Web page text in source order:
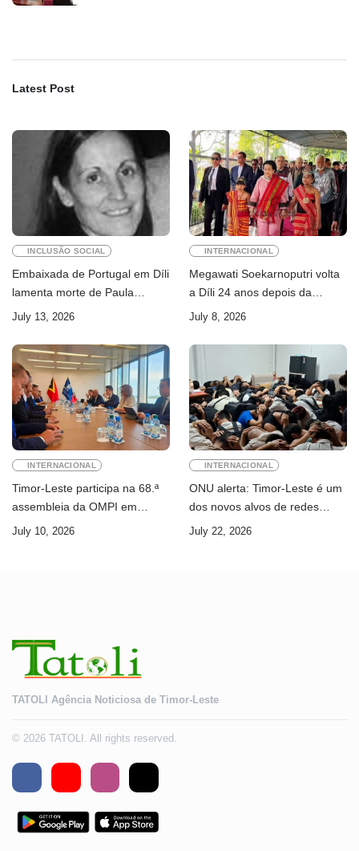
Latest Post
INCLUSÃO SOCIAL
Embaixada de Portugal em Díli
lamenta morte de Paula
Ferreira Pinto
July 13, 2026
INTERNACIONAL
Megawati Soekarnoputri volta
a Díli 24 anos depois da
primeira visita
July 8, 2026
INTERNACIONAL
Timor-Leste participa na 68.ª
assembleia da OMPI em
Genebra
July 10, 2026
INTERNACIONAL
ONU alerta: Timor-Leste é um
dos novos alvos de redes
internacionais de cibercrime
July 22, 2026
TATOLI Agência Noticiosa de Timor-Leste
© 2026 TATOLI. All rights reserved.